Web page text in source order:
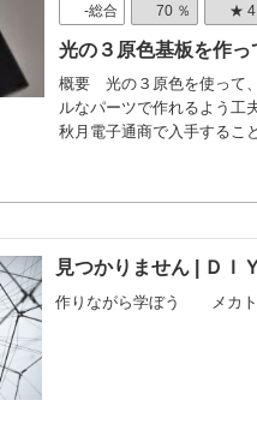
-総合 70 ％ ★
光の３原色基板を作っ
概要 光の３原色を使って
ルなパーツで作れるよう
秋月電子通商で入手する
見つかりません | ＤＩ
作りながら学ぼう メカト